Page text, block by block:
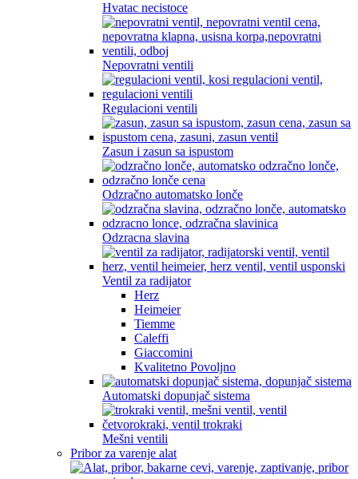
Hvatac necistoce
Nepovratni ventili
Regulacioni ventili
Zasun i zasun sa ispustom
Odzračno automatsko lonče
Odzracna slavina
Ventil za radijator
Herz
Heimeier
Tiemme
Caleffi
Giaccomini
Kvalitetno Povoljno
Automatski dopunjač sistema
Mešni ventili
Pribor za varenje alat